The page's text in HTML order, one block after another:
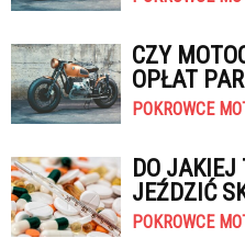
CZY
OPŁAT
POKROWCE
DO JAKIEJ
JEŹDZIĆ
POKROWCE